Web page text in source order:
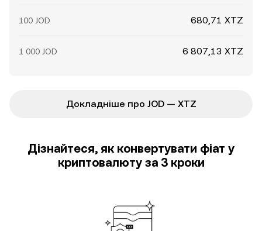
100 JOD 680,71 XTZ
1 000 JOD 6 807,13 XTZ
Докладніше про JOD — XTZ
Дізнайтеся, як конвертувати фіат у
криптовалюту за 3 кроки